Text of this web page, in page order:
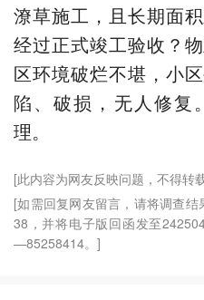
潦草施工，且长期面
经过正式竣工验收？
区环境破烂不堪，小
陷、破损，无人修复
理。
[此内容为网友反映问题，不得转
[如需回复网友留言，请将调查
38，并将电子版回函发至
—85258414。]